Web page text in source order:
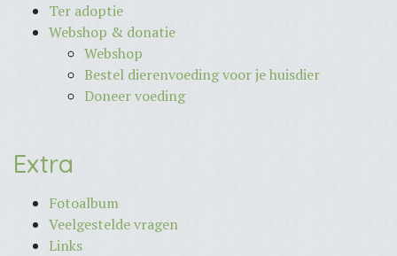
Ter adoptie
Webshop & donatie
Webshop
Bestel dierenvoeding voor je huisdier
Doneer voeding
Extra
Fotoalbum
Veelgestelde vragen
Links